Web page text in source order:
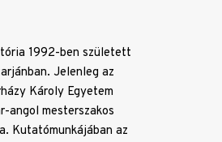
1992-ben született
Jelenleg az
Károly Egyetem
angol mesterszakos
Kutatómunkájában az